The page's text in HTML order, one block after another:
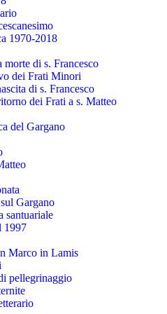
1970-2018
morte di s. Francesco
dei Frati Minori
di s. Francesco
dei Frati a s. Matteo
del Gargano
Gargano
santuariale
1997
Marco in Lamis
pellegrinaggio